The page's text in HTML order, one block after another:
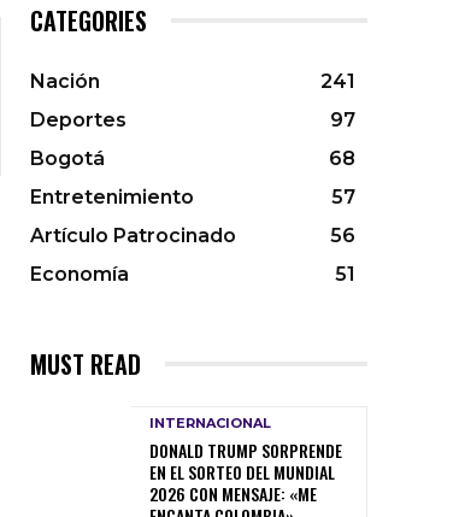
CATEGORIES
Nación
241
Deportes
97
Bogotá
68
Entretenimiento
57
Artículo Patrocinado
56
Economía
51
MUST READ
INTERNACIONAL
DONALD TRUMP SORPRENDE
EN EL SORTEO DEL MUNDIAL
2026 CON MENSAJE: «ME